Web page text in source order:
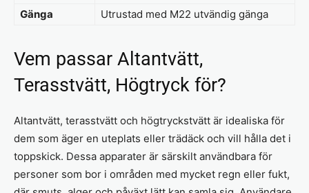
Gänga
Utrustad med M22 utvändig gänga
Vem passar Altantvätt,
Terasstvätt, Högtryck för?
Altantvätt, terasstvätt och högtryckstvätt är idealiska för
dem som äger en uteplats eller trädäck och vill hålla det i
toppskick. Dessa apparater är särskilt användbara för
personer som bor i områden med mycket regn eller fukt,